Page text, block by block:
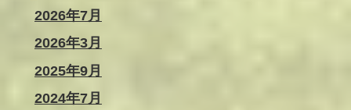
2026年7月
2026年3月
2025年9月
2024年7月